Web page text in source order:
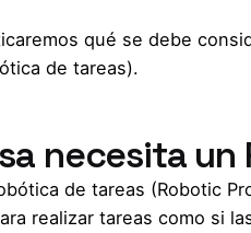
qué se debe
de tareas).
necesita un
de tareas (Robotic
realizar tareas como si